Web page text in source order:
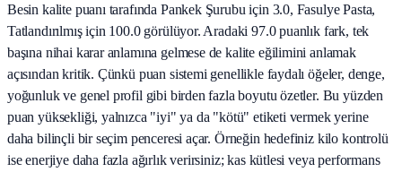
Besin kalite puanı tarafında Pankek Şurubu için 3.0, Fasulye Pasta,
Tatlandırılmış için 100.0 görülüyor. Aradaki 97.0 puanlık fark, tek
başına nihai karar anlamına gelmese de kalite eğilimini anlamak
açısından kritik. Çünkü puan sistemi genellikle faydalı öğeler, denge,
yoğunluk ve genel profil gibi birden fazla boyutu özetler. Bu yüzden
puan yüksekliği, yalnızca "iyi" ya da "kötü" etiketi vermek yerine
daha bilinçli bir seçim penceresi açar. Örneğin hedefiniz kilo kontrolü
ise enerjiye daha fazla ağırlık verirsiniz; kas kütlesi veya performans